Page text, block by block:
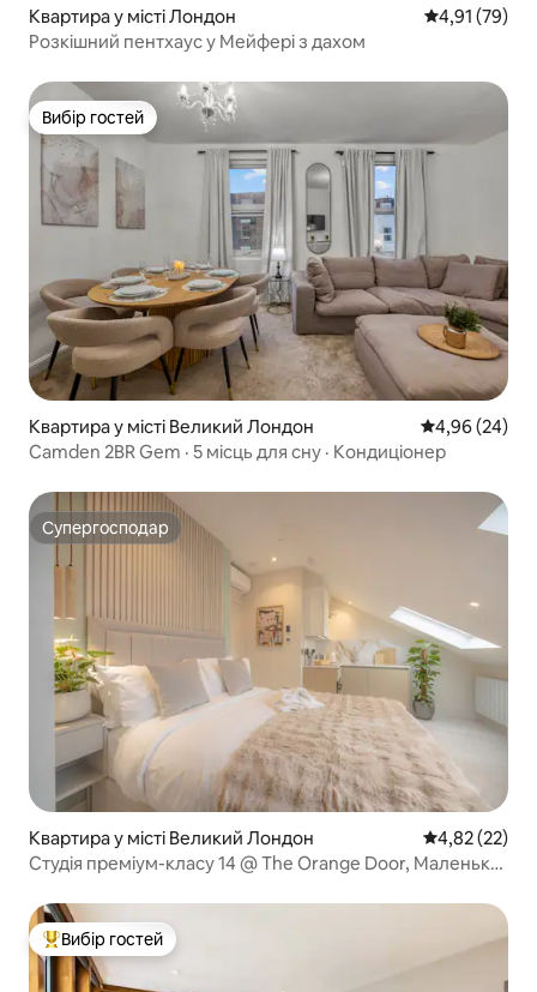
Квартира у місті Лондон Середня
4,91 (79)
Розкішний пентхаус у Мейфері з дахом
Вибір гостей
Вибір гостей
Квартира у місті Великий Лондон Середня
4,96 (24)
Camden 2BR Gem · 5 місць для сну · Кондиціонер
Супергосподар
Супергосподар
Квартира у місті Великий Лондон Середня
4,82 (22)
Студія преміум-класу 14 @ The Orange Door, Маленька
Топ вибір гостей
Вибір гостей